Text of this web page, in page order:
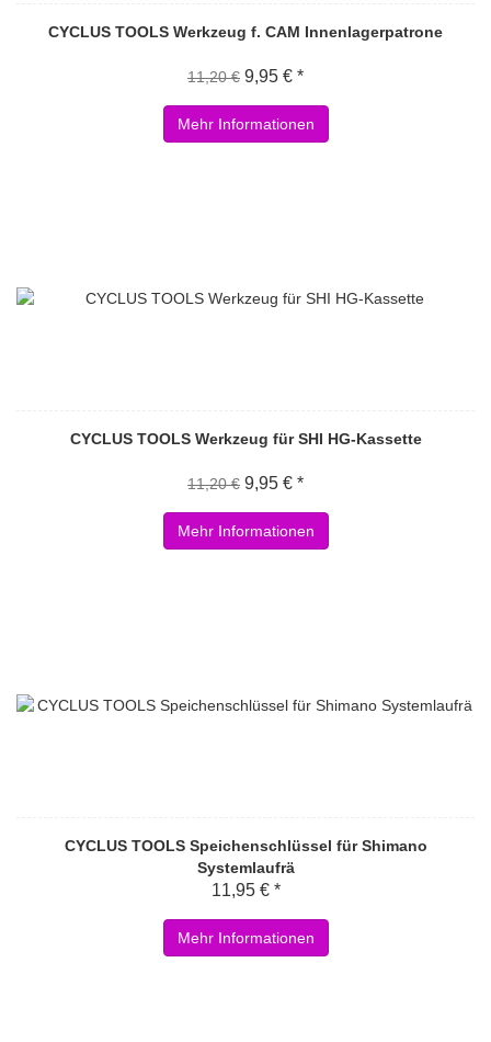
CYCLUS TOOLS Werkzeug f. CAM Innenlagerpatrone
11,20 € 9,95 € *
Mehr Informationen
CYCLUS TOOLS Werkzeug für SHI HG-Kassette
11,20 € 9,95 € *
Mehr Informationen
CYCLUS TOOLS Speichenschlüssel für Shimano
Systemlaufrä
11,95 € *
Mehr Informationen